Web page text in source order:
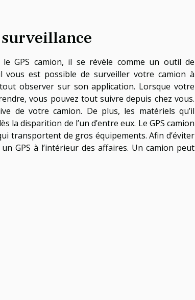
surveillance
GPS camion, il se révèle comme un outil de
vous est possible de surveiller votre camion à
observer sur son application. Lorsque votre
vous pouvez tout suivre depuis chez vous.
de votre camion. De plus, les matériels qu’il
disparition de l’un d’entre eux. Le GPS camion
transportent de gros équipements. Afin d’éviter
GPS à l’intérieur des affaires. Un camion peut